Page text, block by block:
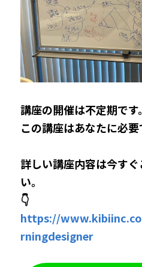
講座の開催は不定期です。
この講座はあなたに必要
詳しい講座内容は今す
い。
👇
https://
rningdesigner